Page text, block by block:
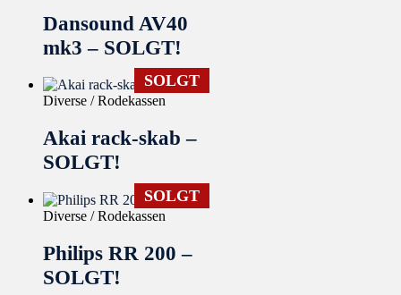
Dansound AV40
mk3 – SOLGT!
SOLGT
Diverse / Rodekassen
Akai rack-skab –
SOLGT!
SOLGT
Diverse / Rodekassen
Philips RR 200 –
SOLGT!